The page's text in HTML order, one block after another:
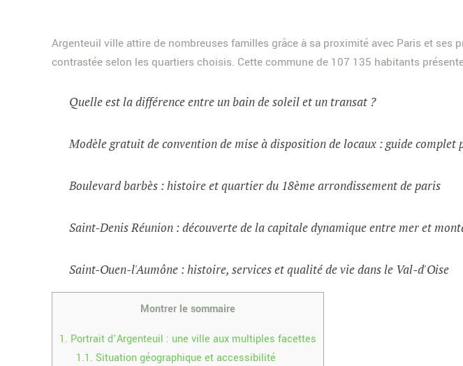
Argenteuil ville attire de nombreuses familles grâce à sa proximité avec Paris et
contrastée selon les quartiers choisis. Cette commune de 107 135 habitants
Quelle est la différence entre un bain de soleil et un transat ?
Modèle gratuit de convention de mise à disposition de locaux : guide complet
Boulevard barbès : histoire et quartier du 18ème arrondissement de paris
Saint-Denis Réunion : découverte de la capitale dynamique entre mer et
Saint-Ouen-l'Aumône : histoire, services et qualité de vie dans le Val-d'Oise
Montrer le sommaire
1. Portrait d’Argenteuil : une ville aux multiples facettes
1.1. Situation géographique et accessibilité